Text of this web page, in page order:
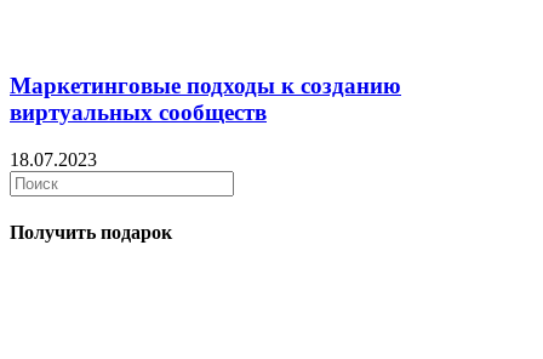
Маркетинговые подходы к созданию
виртуальных сообществ
18.07.2023
Получить подарок